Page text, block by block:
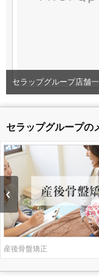
セラップグループ店舗
セラップグループの
産後骨盤矯正